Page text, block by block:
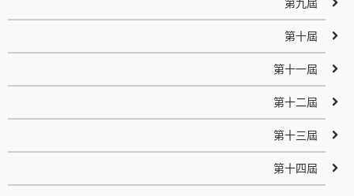
第九屆
第十屆
第十一屆
第十二屆
第十三屆
第十四屆